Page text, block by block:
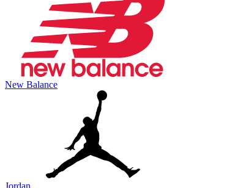
New Balance